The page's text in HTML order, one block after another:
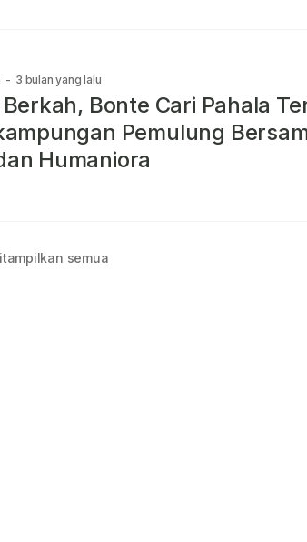
- 3 bulan yang lalu
Berkah, Bonte Cari Pahala
Pemulung
Humaniora
semua